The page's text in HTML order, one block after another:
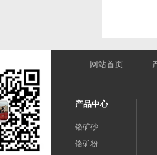
网站首页
产品中心
铬矿砂
铬矿粉